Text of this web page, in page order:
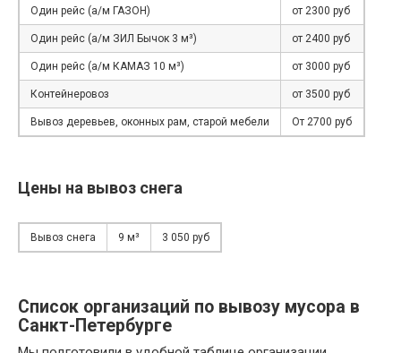
Один рейс (а/м ГАЗОН) от 2300 руб
Один рейс (а/м ЗИЛ Бычок 3 м³) от 2400 руб
Один рейс (а/м КАМАЗ 10 м³) от 3000 руб
Контейнеровоз от 3500 руб
Вывоз деревьев, оконных рам, старой мебели От 2700 руб
Цены на вывоз снега
Вывоз снега 9 м³ 3 050 руб
Список организаций по вывозу мусора в
Санкт-Петербурге